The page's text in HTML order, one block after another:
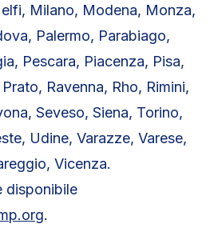
Milano, Modena, Monza,
Palermo, Parabiago,
Pescara, Piacenza, Pisa,
Ravenna, Rho, Rimini,
Seveso, Siena, Torino,
Udine, Varazze, Varese,
Vicenza.
disponibile
.